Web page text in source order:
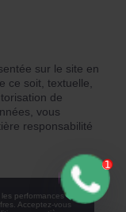
sur le site en
ce soit, textuelle,
de
vous
responsabilité
performances
Acceptez-vous